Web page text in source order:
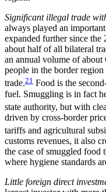
Significant illegal trade
always played an
expanded further since the
about half of all bilateral
an annual volume of
people in the border
trade.21 Food is the
fuel. Smuggling is in fact
state authority, but with
driven by cross-border
tariffs and agricultural
customs revenues, it also
the case of smuggled food
where hygiene stand­ards
Little foreign direct